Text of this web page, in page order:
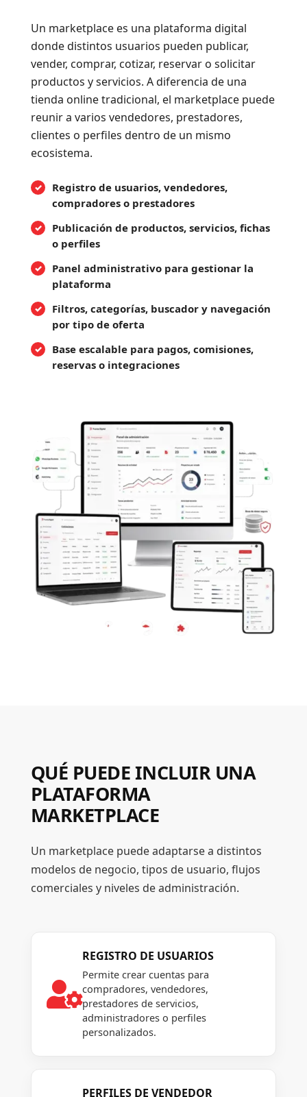
Un marketplace es una plataforma digital
donde distintos usuarios pueden publicar,
vender, comprar, cotizar, reservar o solicitar
productos y servicios. A diferencia de una
tienda online tradicional, el marketplace puede
reunir a varios vendedores, prestadores,
clientes o perfiles dentro de un mismo
ecosistema.
Registro de usuarios, vendedores,
compradores o prestadores
Publicación de productos, servicios, fichas
o perfiles
Panel administrativo para gestionar la
plataforma
Filtros, categorías, buscador y navegación
por tipo de oferta
Base escalable para pagos, comisiones,
reservas o integraciones
QUÉ PUEDE INCLUIR UNA
PLATAFORMA
MARKETPLACE
Un marketplace puede adaptarse a distintos
modelos de negocio, tipos de usuario, flujos
comerciales y niveles de administración.

REGISTRO DE USUARIOS
Permite crear cuentas para
compradores, vendedores,
prestadores de servicios,
administradores o perfiles
personalizados.
PERFILES DE VENDEDOR